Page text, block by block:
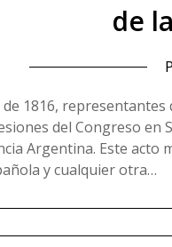
de
de 1816,
del Congreso
Argentina. Este acto
y cualquier otra…